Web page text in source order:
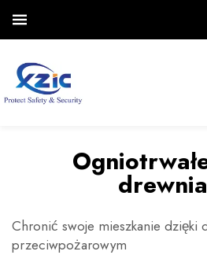
Chronić swoje mieszkanie dzięki
przeciwpożarowym